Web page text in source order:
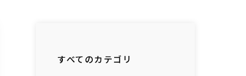
すべてのカテゴリ